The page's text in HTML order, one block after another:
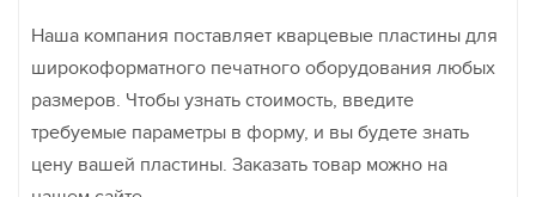
Наша компания поставляет кварцевые пластины для
широкоформатного печатного оборудования любых
размеров. Чтобы узнать стоимость, введите
требуемые параметры в форму, и вы будете знать
цену вашей пластины. Заказать товар можно на